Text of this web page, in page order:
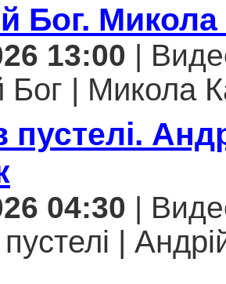
Бог. Микола
13:00 |
Бог | Микола
пустелі.
04:30 |
|